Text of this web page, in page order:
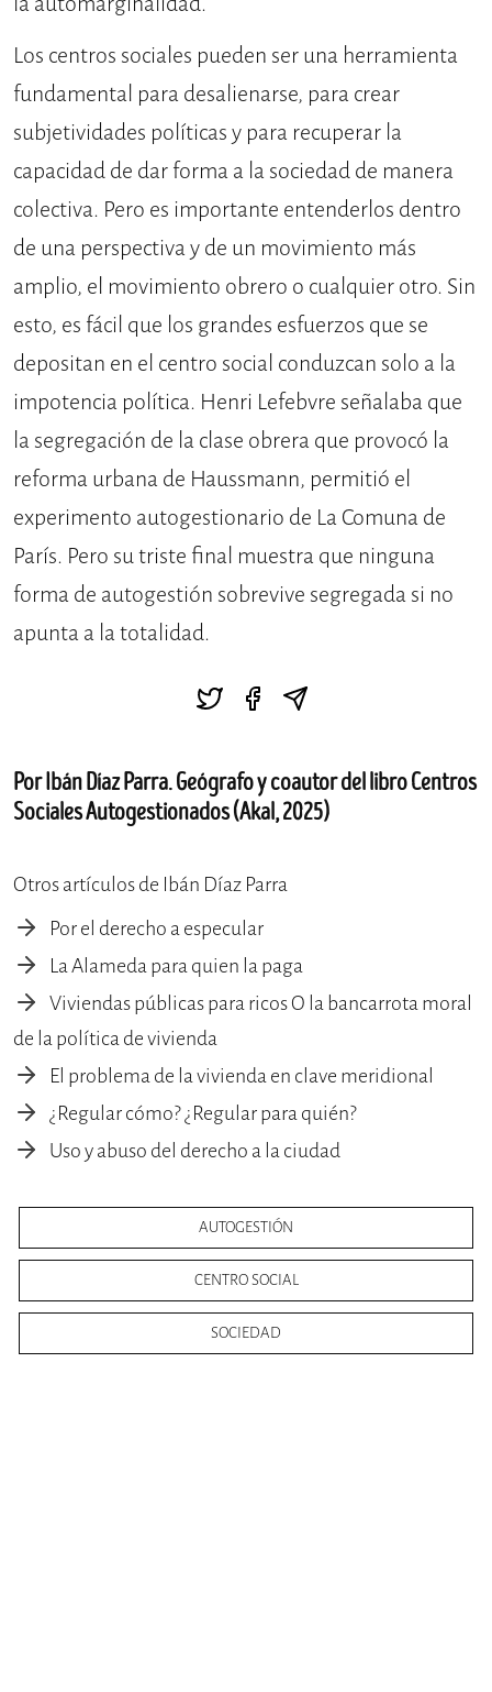
Los centros sociales pueden ser una herramienta
fundamental para desalienarse, para crear
subjetividades políticas y para recuperar la
capacidad de dar forma a la sociedad de manera
colectiva. Pero es importante entenderlos dentro
de una perspectiva y de un movimiento más
amplio, el movimiento obrero o cualquier otro. Sin
esto, es fácil que los grandes esfuerzos que se
depositan en el centro social conduzcan solo a la
impotencia política. Henri Lefebvre señalaba que
la segregación de la clase obrera que provocó la
reforma urbana de Haussmann, permitió el
experimento autogestionario de La Comuna de
París. Pero su triste final muestra que ninguna
forma de autogestión sobrevive segregada si no
apunta a la totalidad.
Por Ibán Díaz Parra. Geógrafo y coautor del libro Centros
Sociales Autogestionados (Akal, 2025)
Otros artículos de Ibán Díaz Parra
Por el derecho a especular
La Alameda para quien la paga
Viviendas públicas para ricos O la bancarrota moral
de la política de vivienda
El problema de la vivienda en clave meridional
¿Regular cómo? ¿Regular para quién?
Uso y abuso del derecho a la ciudad
AUTOGESTIÓN
CENTRO SOCIAL
SOCIEDAD